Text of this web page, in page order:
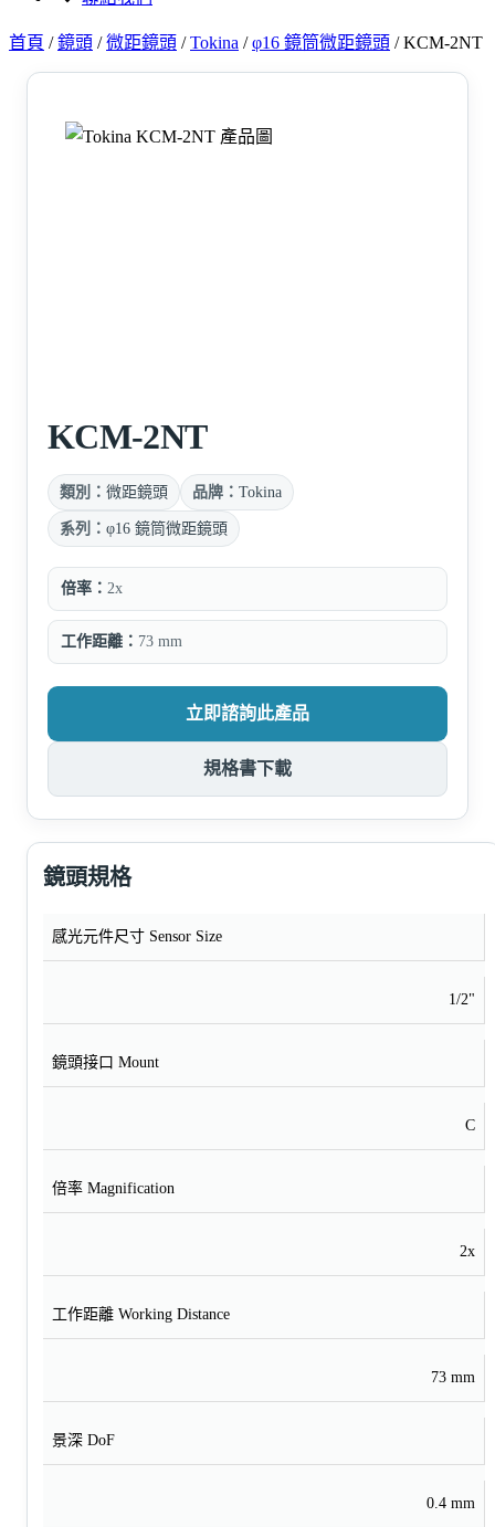
首頁 /鏡頭 /微距鏡頭 /Tokina /φ16 鏡筒微距鏡頭 /KCM-2NT
KCM-2NT
類別： 微距鏡頭 品牌： Tokina
系列： φ16 鏡筒微距鏡頭
倍率： 2x
工作距離： 73 mm
立即諮詢此產品
規格書下載
鏡頭規格
感光元件尺寸 Sensor Size
1/2"
鏡頭接口 Mount
C
倍率 Magnification
2x
工作距離 Working Distance
73 mm
景深 DoF
0.4 mm